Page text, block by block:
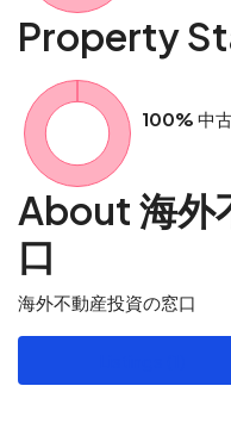
不動
Property
100% 中
About 海外
口
海外不動産投資の窓口